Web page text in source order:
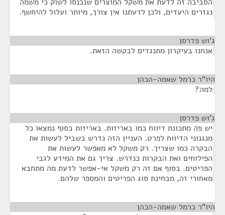
נגזרים היעדים, ולכן לדעתנו אין צורך, מיותר ועלול להיחשף.
ג'וש פדרסן
אנחנו בעיקרון מתנגדים לבקשה הזאת.
היו"ר כרמל שאמה-הכהן
למה?
ג'וש פדרסן
יש פה מתכונת דיווח כמו באריזות. באריזות בסוף נמצאו כל
מנגנוני הדיווח לפרט. העניין הזה נדרש בשביל לעשות את
הבקרה כמו שצריך. רק משקל לא מאפשר לעשות את
הפילוחים ואת הבקרות כנדרש. צריך גם את המידע לגבי
הפריטים. בסוף אם זה רק משקל אי-אפשר לדעת מה מתחבא
מאחורי זה, מבחינת סוג הפריטים והמספר שלהם.
היו"ר כרמל שאמה-הכהן